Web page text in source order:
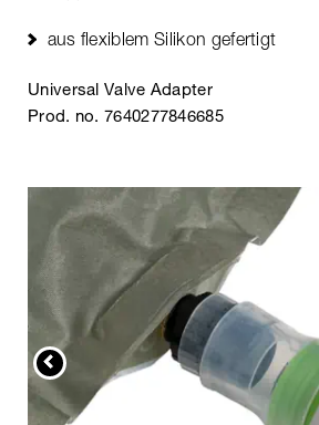
aus flexiblem Silikon gefertigt
Universal Valve Adapter
Prod. no. 7640277846685